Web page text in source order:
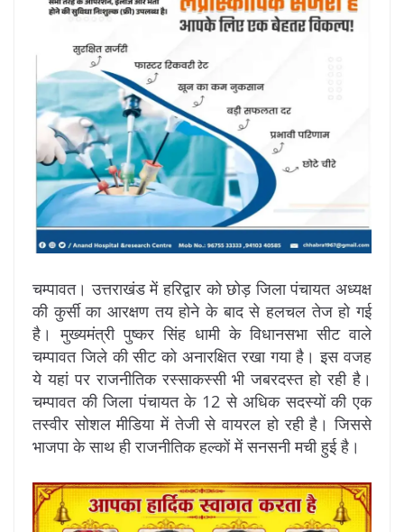
चम्पावत। उत्तराखंड में हरिद्वार को छोड़ जिला पंचायत अध्यक्ष
की कुर्सी का आरक्षण तय होने के बाद से हलचल तेज हो गई
है। मुख्यमंत्री पुष्कर सिंह धामी के विधानसभा सीट वाले
चम्पावत जिले की सीट को अनारक्षित रखा गया है। इस वजह
ये यहां पर राजनीतिक रस्साकस्सी भी जबरदस्त हो रही है।
चम्पावत की जिला पंचायत के 12 से अधिक सदस्यों की एक
तस्वीर सोशल मीडिया में तेजी से वायरल हो रही है। जिससे
भाजपा के साथ ही राजनीतिक हल्कों में सनसनी मची हुई है।